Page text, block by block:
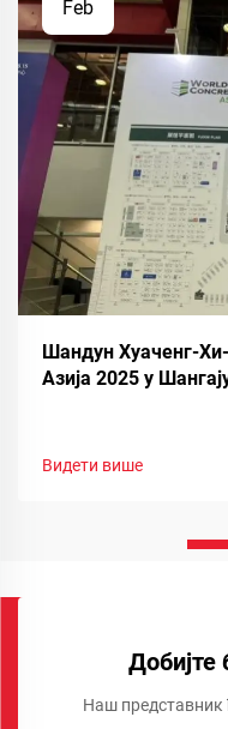
Feb
Шандун Хуаченг-Хи-
Азија 2025 у
Видети више
Добијте
Наш представник